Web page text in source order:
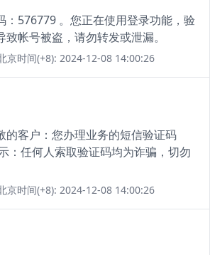
：576779 。您正在使用登录功能，验
帐号被盗，请勿转发或泄漏。
时间(+8): 2024-12-08 14:00:26
的客户：您办理业务的短信验证码
：任何人索取验证码均为诈骗，切勿
时间(+8): 2024-12-08 14:00:26